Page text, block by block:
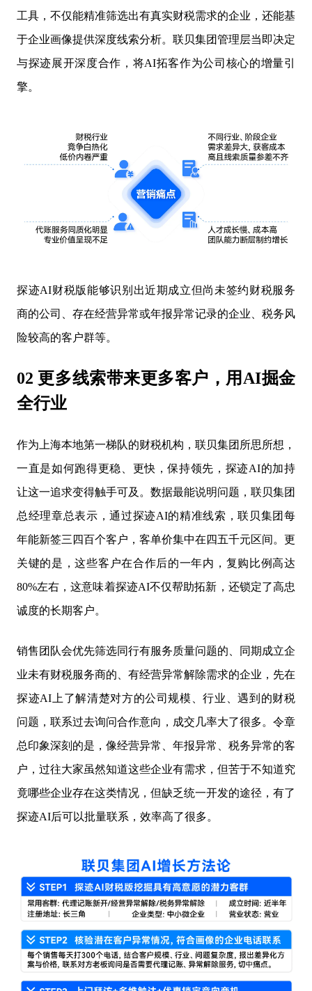
工具，不仅能精准筛选出有真实财税需求的企业，还能基
于企业画像提供深度线索分析。联贝集团管理层当即决定
与探迹展开深度合作，将AI拓客作为公司核心的增量引
擎。
探迹AI财税版能够识别出近期成立但尚未签约财税服务
商的公司、存在经营异常或年报异常记录的企业、税务风
险较高的客户群等。
02 更多线索带来更多客户，用AI掘金
全行业
作为上海本地第一梯队的财税机构，联贝集团所思所想，
一直是如何跑得更稳、更快，保持领先，探迹AI的加持
让这一追求变得触手可及。数据最能说明问题，联贝集团
总经理章总表示，通过探迹AI的精准线索，联贝集团每
年能新签三四百个客户，客单价集中在四五千元区间。更
关键的是，这些客户在合作后的一年内，复购比例高达
80%左右，这意味着探迹AI不仅帮助拓新，还锁定了高忠
诚度的长期客户。
销售团队会优先筛选同行有服务质量问题的、同期成立企
业未有财税服务商的、有经营异常解除需求的企业，先在
探迹AI上了解清楚对方的公司规模、行业、遇到的财税
问题，联系过去询问合作意向，成交几率大了很多。令章
总印象深刻的是，像经营异常、年报异常、税务异常的客
户，过往大家虽然知道这些企业有需求，但苦于不知道究
竟哪些企业存在这类情况，但缺乏统一开发的途径，有了
探迹AI后可以批量联系，效率高了很多。